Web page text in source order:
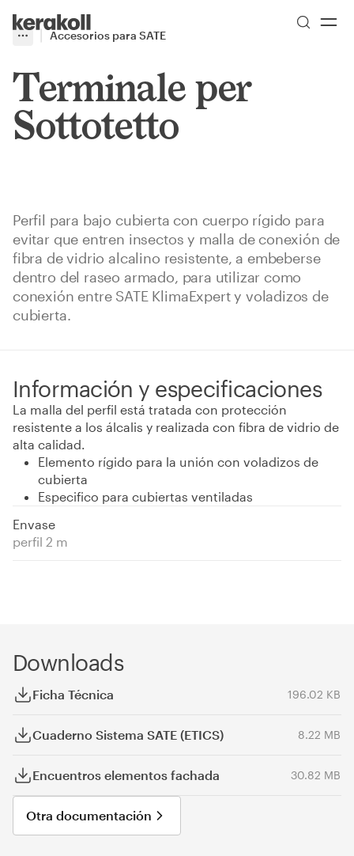
Go to Homepage
More
Toggle menu
Accesorios para SATE
Terminale per
Sottotetto
Perfil para bajo cubierta con cuerpo rígido para
evitar que entren insectos y malla de conexión de
fibra de vidrio alcalino resistente, a embeberse
dentro del raseo armado, para utilizar como
conexión entre SATE KlimaExpert y voladizos de
cubierta.
Información y especificaciones
La malla del perfil está tratada con protección
resistente a los álcalis y realizada con fibra de vidrio de
alta calidad.
Elemento rígido para la unión con voladizos de
cubierta
Especifico para cubiertas ventiladas
Envase
perfil 2 m
Downloads
Ficha Técnica 196.02 KB
Cuaderno Sistema SATE (ETICS) 8.22 MB
Encuentros elementos fachada 30.82 MB
Otra documentación